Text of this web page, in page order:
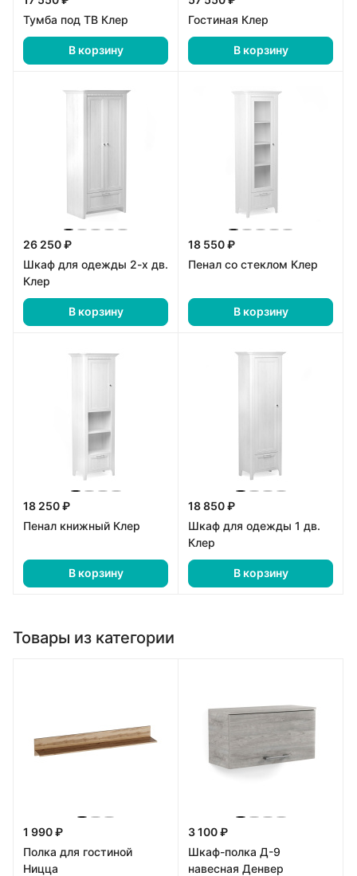
Тумба под ТВ Клер
В корзину
Гостиная Клер
В корзину
26 250 ₽
Шкаф для одежды 2-х дв.
Клер
В корзину
18 550 ₽
Пенал со стеклом Клер
В корзину
18 250 ₽
Пенал книжный Клер
В корзину
18 850 ₽
Шкаф для одежды 1 дв.
Клер
В корзину
Товары из категории
1 990 ₽
Полка для гостиной
Ницца
3 100 ₽
Шкаф-полка Д-9
навесная Денвер